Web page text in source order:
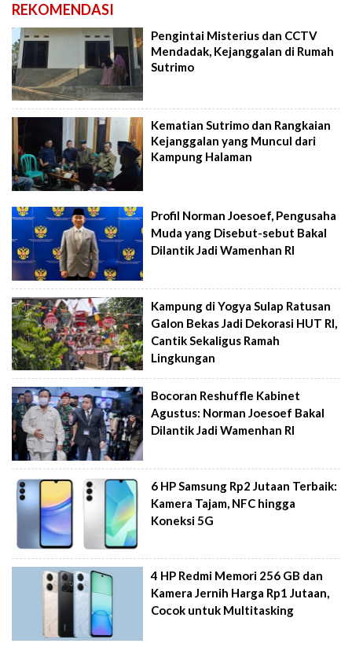
REKOMENDASI
Pengintai Misterius dan CCTV
Mendadak, Kejanggalan di Rumah
Sutrimo
Kematian Sutrimo dan Rangkaian
Kejanggalan yang Muncul dari
Kampung Halaman
Profil Norman Joesoef, Pengusaha
Muda yang Disebut-sebut Bakal
Dilantik Jadi Wamenhan RI
Kampung di Yogya Sulap Ratusan
Galon Bekas Jadi Dekorasi HUT RI,
Cantik Sekaligus Ramah
Lingkungan
Bocoran Reshuffle Kabinet
Agustus: Norman Joesoef Bakal
Dilantik Jadi Wamenhan RI
6 HP Samsung Rp2 Jutaan Terbaik:
Kamera Tajam, NFC hingga
Koneksi 5G
4 HP Redmi Memori 256 GB dan
Kamera Jernih Harga Rp1 Jutaan,
Cocok untuk Multitasking